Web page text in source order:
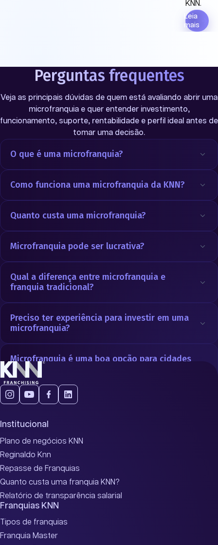
KNN.
Leia
mais
Perguntas frequentes
Veja as principais dúvidas de quem está avaliando abrir uma
microfranquia e quer entender investimento,
funcionamento, suporte, rentabilidade e perfil ideal antes de
tomar uma decisão.
O que é uma microfranquia?
Como funciona uma microfranquia da KNN?
Quanto custa uma microfranquia?
Microfranquia pode ser lucrativa?
Qual a diferença entre microfranquia e
franquia tradicional?
Preciso ter experiência para investir em uma
microfranquia?
Microfranquia é uma boa opção para cidades
pequenas?
Institucional
Plano de negócios KNN
Reginaldo Knn
Repasse de Franquias
Quanto custa uma franquia KNN?
Relatório de transparência salarial
Franquias KNN
Tipos de franquias
Franquia Master